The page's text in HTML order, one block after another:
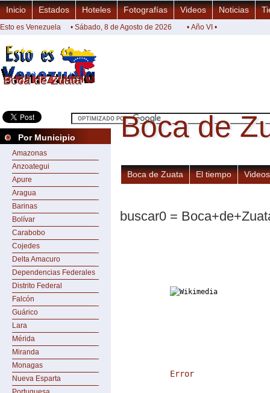
Boca de Zuata
Boca de Zuata
Inicio Estados Hoteles Fotografías Videos Noticias
Esto es Venezuela • Sábado, 8 de Agosto de 2026 • Año VI •
Por Municipio
Amazonas
Anzoategui
Apure
Aragua
Barinas
Bolívar
Carabobo
Cojedes
Delta Amacuro
Dependencias Federales
Distrito Federal
Falcón
Guárico
Lara
Mérida
Miranda
Monagas
Nueva Esparta
Boca de
Boca de
Boca de Zuata El tiempo Videos
buscar0 =
Error